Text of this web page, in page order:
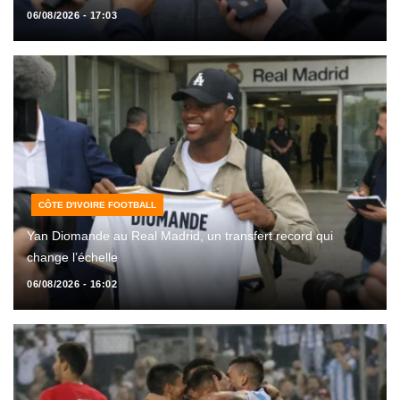
06/08/2026 - 17:03
CÔTE D'IVOIRE FOOTBALL
Yan Diomande au Real Madrid, un transfert record qui
change l’échelle
06/08/2026 - 16:02